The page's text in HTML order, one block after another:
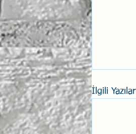
İlgili Yazılar